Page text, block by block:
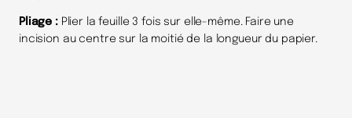
Pliage :Plier la feuille 3 fois sur elle-même. Faire une
incision au centre sur la moitié de la longueur du papier.